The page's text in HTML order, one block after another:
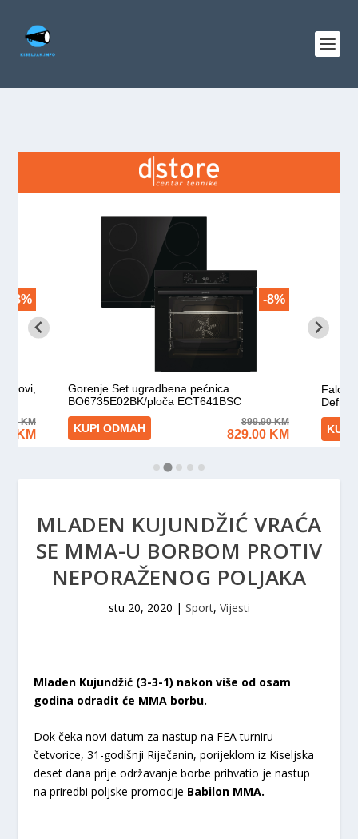
MLADEN KUJUNDŽIĆ VRAĆA
SE MMA-U BORBOM PROTIV
NEPORAŽENOG POLJAKA
stu 20, 2020 | Sport, Vijesti
Mladen Kujundžić (3-3-1) nakon više od osam
godina odradit će MMA borbu.
Dok čeka novi datum za nastup na FEA turniru
četvorice, 31-godišnji Riječanin, porijeklom iz Kiseljska
deset dana prije održavanje borbe prihvatio je nastup
na priredbi poljske promocije Babilon MMA.